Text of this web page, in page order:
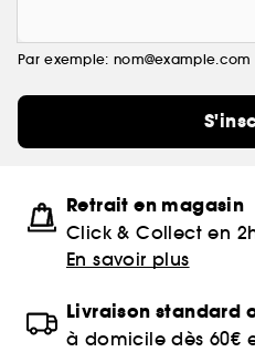
Par exemple: nom@example.com
Retrait en magasin
Click & Collect en
En savoir plus
Livraison standard
à domicile dès 60€